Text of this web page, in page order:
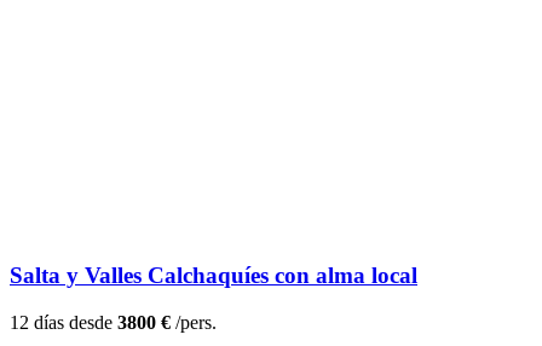
Salta y Valles Calchaquíes con alma local
12 días desde 3800 € /pers.